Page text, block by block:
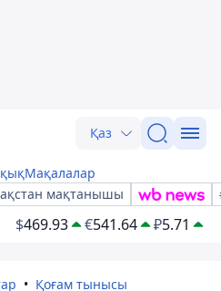
Қаз
Мақалалар
мақтанышы
$469.93 €541.64 ₽5.71
Қоғам тынысы